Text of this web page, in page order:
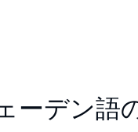
ーデン語